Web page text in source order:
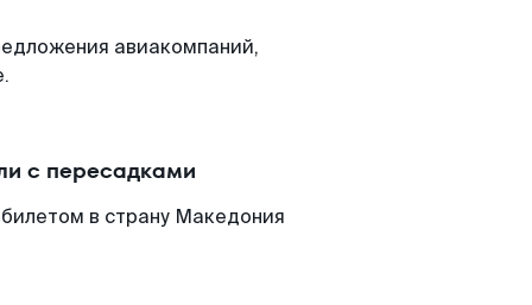
авиакомпаний,
с пересадками
в страну Македония